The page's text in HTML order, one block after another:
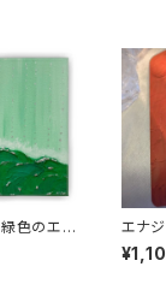
色のエナ
チ
エナ
ッシュ